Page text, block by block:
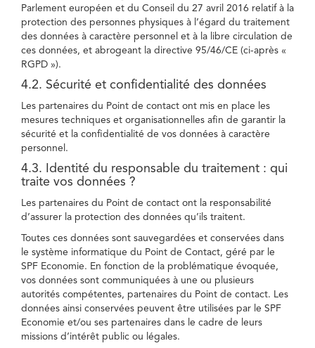
Parlement européen et du Conseil du 27 avril 2016 relatif à la
protection des personnes physiques à l’égard du traitement
des données à caractère personnel et à la libre circulation de
ces données, et abrogeant la directive 95/46/CE (ci-après «
RGPD »).
4.2. Sécurité et confidentialité des données
Les partenaires du Point de contact ont mis en place les
mesures techniques et organisationnelles afin de garantir la
sécurité et la confidentialité de vos données à caractère
personnel.
4.3. Identité du responsable du traitement : qui
traite vos données ?
Les partenaires du Point de contact ont la responsabilité
d’assurer la protection des données qu’ils traitent.
Toutes ces données sont sauvegardées et conservées dans
le système informatique du Point de Contact, géré par le
SPF Economie. En fonction de la problématique évoquée,
vos données sont communiquées à une ou plusieurs
autorités compétentes, partenaires du Point de contact. Les
données ainsi conservées peuvent être utilisées par le SPF
Economie et/ou ses partenaires dans le cadre de leurs
missions d’intérêt public ou légales.